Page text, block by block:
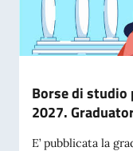
Borse di studio
2027.
E’ pubblicata la